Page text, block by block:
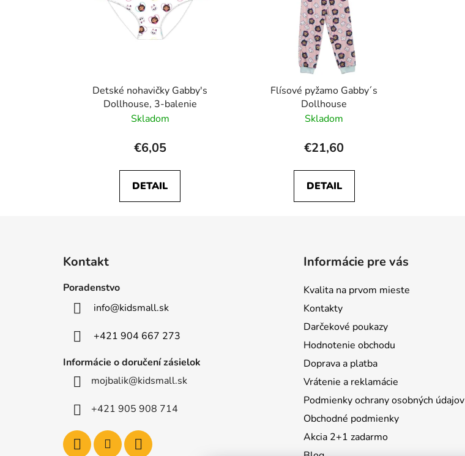
Detské nohavičky Gabby's
Dollhouse, 3-balenie
Skladom
€6,05
DETAIL
Flísové pyžamo Gabby´s
Dollhouse
Skladom
€21,60
DETAIL
Kontakt
Poradenstvo
info@kidsmall.sk
+421 904 667 273
Informácie o doručení zásielok
mojbalik@kidsmall.sk
+421 905 908 714
Informácie pre vás
Kvalita na prvom mieste
Kontakty
Darčekové poukazy
Hodnotenie obchodu
Doprava a platba
Vrátenie a reklamácie
Podmienky ochrany osobných údajov
Obchodné podmienky
Akcia 2+1 zadarmo